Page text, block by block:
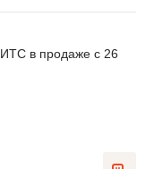
ИТС в продаже с 26